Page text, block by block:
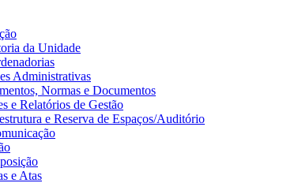
da Unidade
Administrativas
Normas e Documentos
e Relatórios de Gestão
e Reserva de Espaços/Auditório
e Atas